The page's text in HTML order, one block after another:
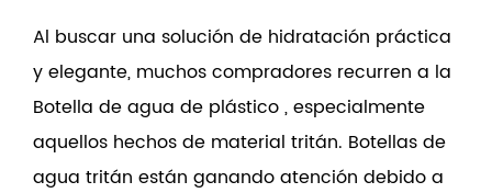
Al buscar una solución de hidratación práctica
y elegante, muchos compradores recurren a la
Botella de agua de plástico , especialmente
aquellos hechos de material tritán. Botellas de
agua tritán están ganando atención debido a